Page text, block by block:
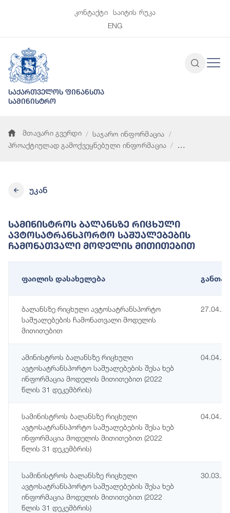
კონტაქტი
საიტის რუკა
ENG
საქართველოს ფინანსთა
სამინისტრო
მთავარი გვერდი
საჯარო ინფორმაცია
პროაქტიულად გამოქვეყნებული ინფორმაცია
უკან
Სამინისტროს Ბალანსზე Რიცხული
Ავტოსატრანსპორტო Საშუალებების
Ჩამონათვალი Მოდელის Მითითებით
ფაილის დასახელება
ბალანსზე რიცხული ავტოსატრანსპორტო
საშუალებების ჩამონათვალი მოდელის
მითითებით
ამინისტროს ბალანსზე რიცხული
ავტოსატრანსპორტო საშუალებების შესა ხებ
ინფორმაცია მოდელის მითითებით (2022
წლის 31 დეკემბრის)
სამინისტროს ბალანსზე რიცხული
ავტოსატრანსპორტო საშუალებების შესა ხებ
ინფორმაცია მოდელის მითითებით (2022
წლის 31 დეკემბრის)
სამინისტროს ბალანსზე რიცხული
ავტოსატრანსპორტო საშუალებების შესა ხებ
ინფორმაცია მოდელის მითითებით (2022
წლის 31 დეკემბრის)